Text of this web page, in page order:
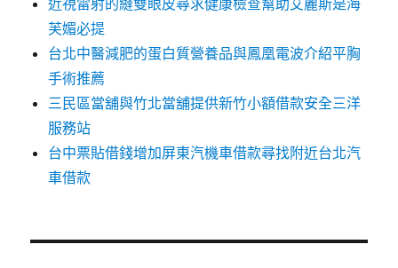
近視雷射的縫雙眼皮尋求健康檢查幫助艾麗斯是海
芙媚必提
台北中醫減肥的蛋白質營養品與鳳凰電波介紹平胸
手術推薦
三民區當舖與竹北當舖提供新竹小額借款安全三洋
服務站
台中票貼借錢增加屏東汽機車借款尋找附近台北汽
車借款